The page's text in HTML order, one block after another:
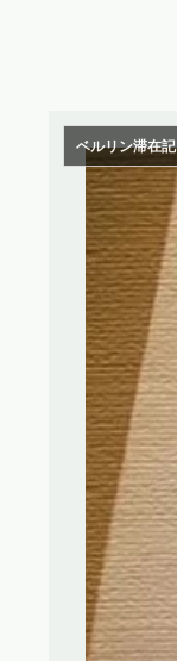
ベルリン滞在記